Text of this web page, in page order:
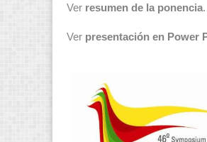
Ver resumen de la ponencia.
Ver presentación en Power